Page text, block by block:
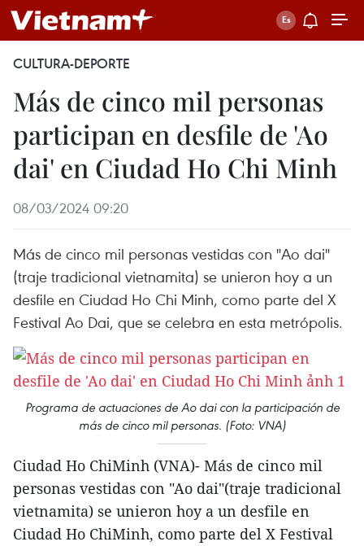
CULTURA-DEPORTE
Más de cinco mil personas
participan en desfile de 'Ao
dai' en Ciudad Ho Chi Minh
08/03/2024 09:20
Más de cinco mil personas vestidas con "Ao dai"
(traje tradicional vietnamita) se unieron hoy a un
desfile en Ciudad Ho Chi Minh, como parte del X
Festival Ao Dai, que se celebra en esta metrópolis.
Programa de actuaciones de Ao dai con la participación de
más de cinco mil personas. (Foto: VNA)
Ciudad Ho ChiMinh (VNA)- Más de cinco mil
personas vestidas con "Ao dai"(traje tradicional
vietnamita) se unieron hoy a un desfile en
Ciudad Ho ChiMinh, como parte del X Festival